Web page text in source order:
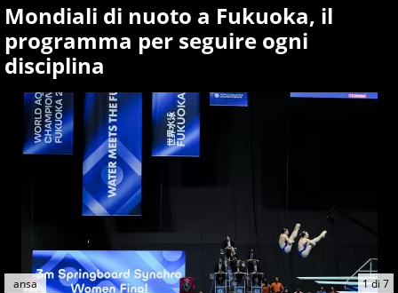
Mondiali di nuoto a Fukuoka, il
programma per seguire ogni
disciplina
1di 7
ansa